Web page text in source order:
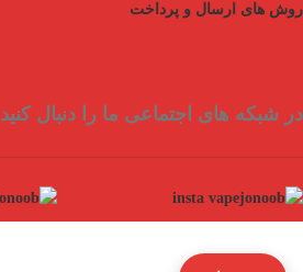
روش های ارسال و پرداخت
در شبکه های اجتماعی ما را دنبال کنید